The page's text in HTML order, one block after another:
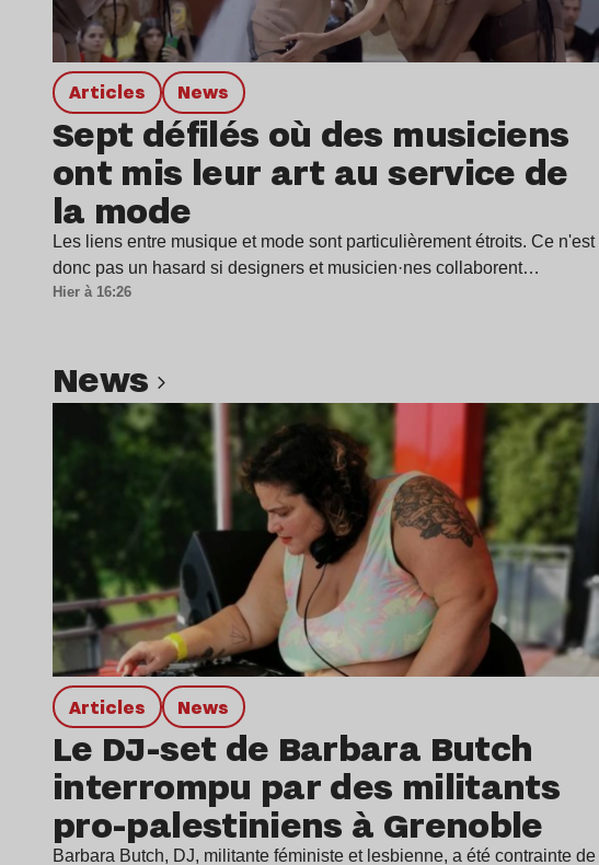
Articles news
Sept défilés où des musiciens
ont mis leur art au service de
la mode
Les liens entre musique et mode sont particulièrement étroits. Ce n'est
donc pas un hasard si designers et musicien·nes collaborent…
Hier à 16:26
news
Articles news
Le DJ-set de Barbara Butch
interrompu par des militants
pro-palestiniens à Grenoble
Barbara Butch, DJ, militante féministe et lesbienne, a été contrainte de
Lire l’article